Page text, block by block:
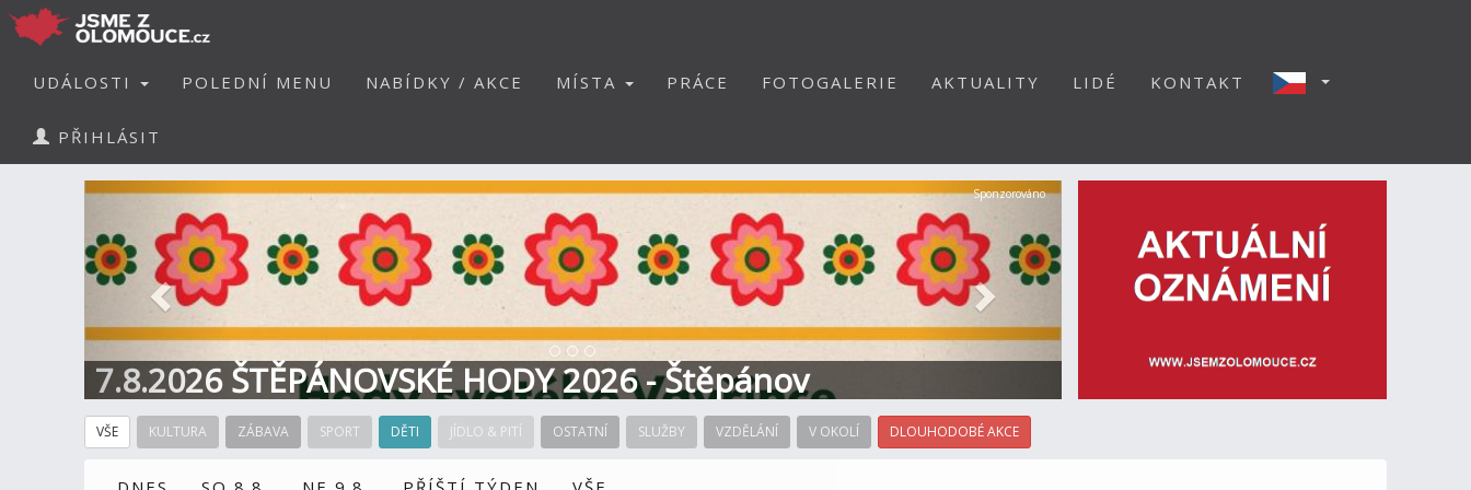
UDÁLOSTI POLEDNÍ MENU NABÍDKY / AKCE MÍSTA PRÁCE FOTOGALERIE AKTUALITY LIDÉ KONTAKT
PŘIHLÁSIT
7.8.2026 ŠTĚPÁNOVSKÉ HODY 2026 - Štěpánov
Předchozí Další
Sponzorováno
VŠE KULTURA ZÁBAVA SPORT DĚTI JÍDLO & PITÍ OSTATNÍ SLUŽBY VZDĚLÁNÍ V OKOLÍ DLOUHODOBÉ AKCE